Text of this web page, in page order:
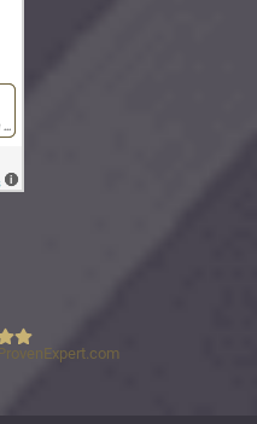
Immobilienbewertung